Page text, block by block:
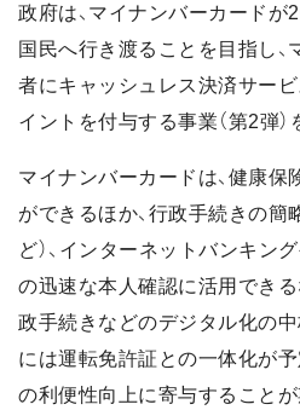
政府は、マイナンバーカード
国民へ行き渡ることを目指し
者にキャッシュレス決済サー
イントを付与する事業（第2弾）
マイナンバーカードは、健康保
ができるほか、行政手続きの簡
ど）、インターネットバンキン
の迅速な本人確認に活用でき
政手続きなどのデジタル化の
には運転免許証との一体化が
の利便性向上に寄与することが